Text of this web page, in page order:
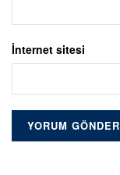
İnternet sitesi